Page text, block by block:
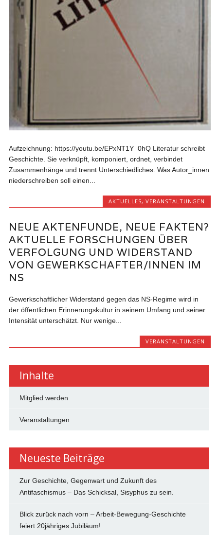
Aufzeichnung: https://youtu.be/EPxNT1Y_0hQ Literatur schreibt
Geschichte. Sie verknüpft, komponiert, ordnet, verbindet
Zusammenhänge und trennt Unterschiedliches. Was Autor_innen
niederschreiben soll einen...
AKTUELLES, VERANSTALTUNGEN
NEUE AKTENFUNDE, NEUE FAKTEN?
AKTUELLE FORSCHUNGEN ÜBER
VERFOLGUNG UND WIDERSTAND
VON GEWERKSCHAFTER/INNEN IM
NS
Gewerkschaftlicher Widerstand gegen das NS-Regime wird in
der öffentlichen Erinnerungskultur in seinem Umfang und seiner
Intensität unterschätzt. Nur wenige...
VERANSTALTUNGEN
Inhalte
Mitglied werden
Veranstaltungen
Neueste Beiträge
Zur Geschichte, Gegenwart und Zukunft des
Antifaschismus – Das Schicksal, Sisyphus zu sein.
Blick zurück nach vorn – Arbeit-Bewegung-Geschichte
feiert 20jähriges Jubiläum!